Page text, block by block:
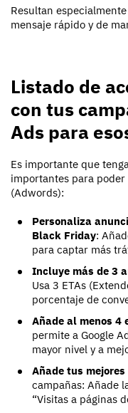
Resultan
mensaje rápido y de
Listado de
con tus
Ads para
Es importante que
importantes para
(Adwords):
Personaliza
Black Friday:
para captar más
Incluye más de 3
Usa 3 ETAs
porcentaje de
Añade al menos 4
permite a Google
mayor nivel y a
Añade tus
campañas: Añade
“Visitas a páginas